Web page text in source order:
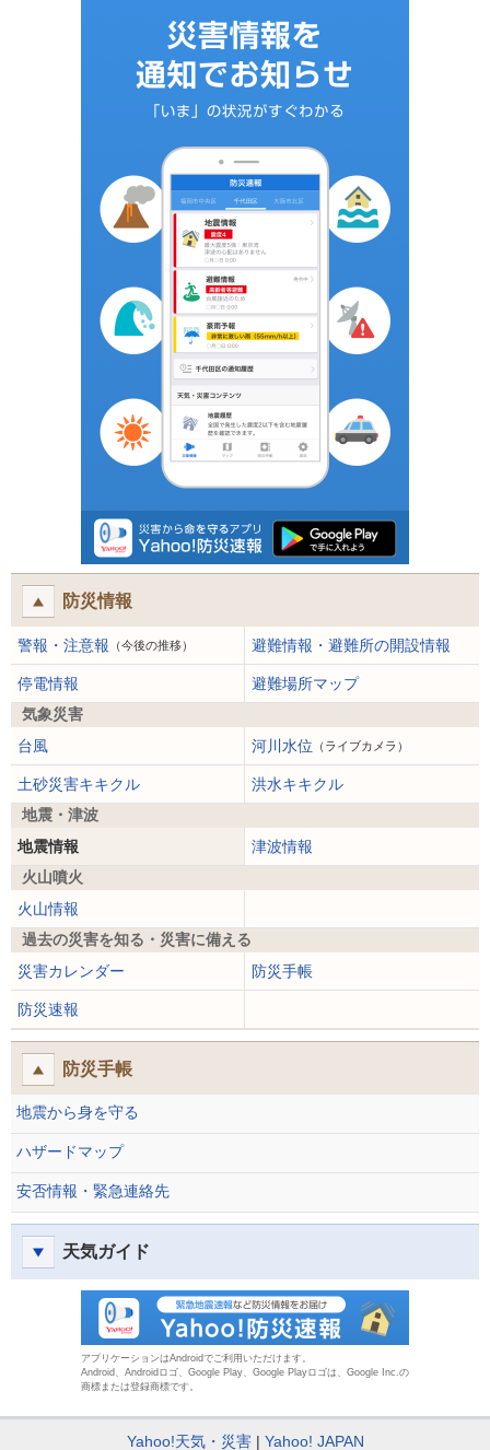
防災情報
警報・注意報 （今後の推移） 避難情報・避難所の開設情報
停電情報
避難場所マップ
気象災害
台風
河川水位 （ライブカメラ）
土砂災害キキクル
洪水キキクル
地震・津波
地震情報
津波情報
火山噴火
火山情報
過去の災害を知る・災害に備える
災害カレンダー
防災手帳
防災速報
防災手帳
地震から身を守る
ハザードマップ
安否情報・緊急連絡先
天気ガイド
アプリケーションはAndroidでご利用いただけます。
Android、Androidロゴ、Google Play、Google Playロゴは、Google Inc.の
商標または登録商標です。
Yahoo!天気・災害 Yahoo! JAPAN